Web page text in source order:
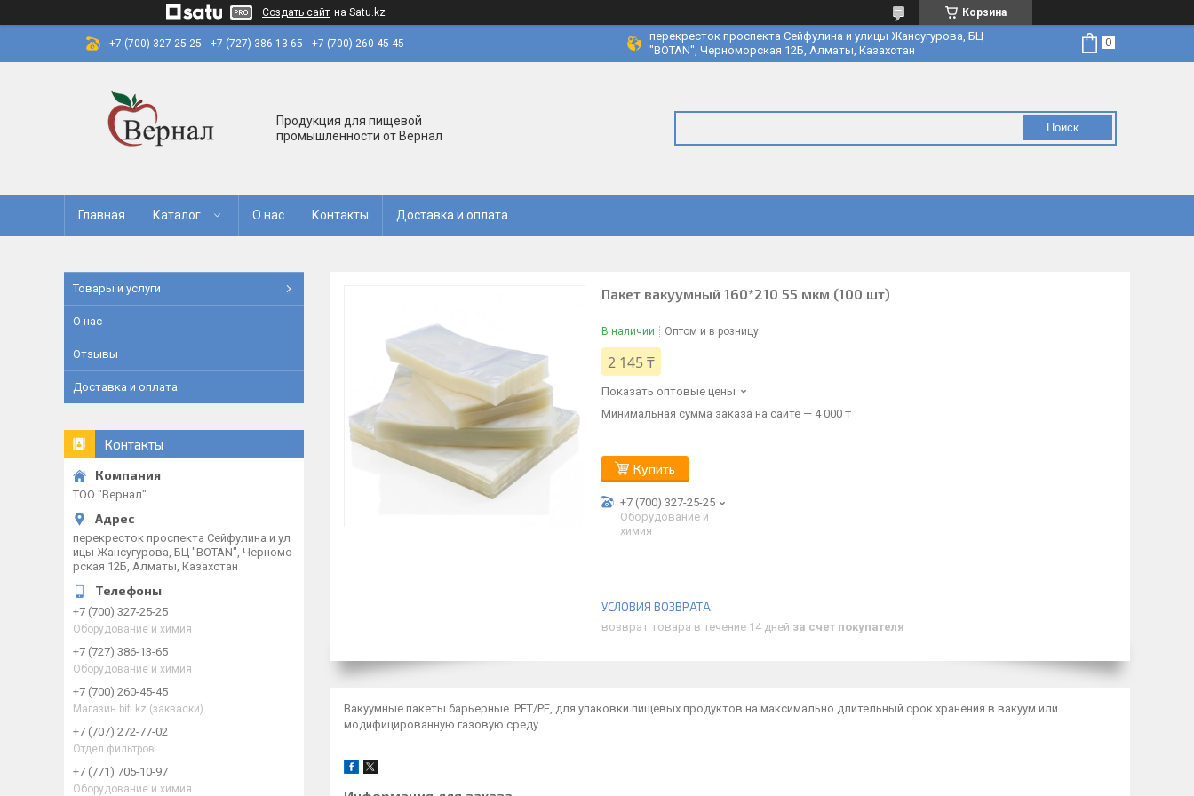
Создать сайт на Satu.kz Корзина
+7 (700) 327-25-25 +7 (727) 386-13-65 +7 (700) 260-45-45
перекресток проспекта Сейфулина и улицы Жансугурова, БЦ
"BOTAN", Черноморская 12Б, Алматы, Казахстан
Продукция для пищевой
промышленности от Вернал
Поиск...
Главная Каталог О нас Контакты Доставка и оплата
Пакет вакуумный 160*210 55 мкм (100 шт)
В наличии Оптом и в розницу
2 145 ₸
Показать оптовые цены
Минимальная сумма заказа на сайте — 4 000 ₸
Купить
+7 (700) 327-25-25
Оборудование и
химия
возврат товара в течение 14 дней за счет покупателя
Вакуумные пакеты барьерные РЕТ/РЕ, для упаковки пищевых продуктов на максимально длительный срок хранения в вакуум или
модифицированную газовую среду.
Товары и услуги
О нас
Отзывы
Доставка и оплата
Контакты
ТОО "Вернал"
перекресток проспекта Сейфулина и ул
ицы Жансугурова, БЦ "BOTAN", Черномо
рская 12Б, Алматы, Казахстан
+7 (700) 327-25-25
Оборудование и химия
+7 (727) 386-13-65
Оборудование и химия
+7 (700) 260-45-45
Магазин bifi.kz (закваски)
+7 (707) 272-77-02
Отдел фильтров
+7 (771) 705-10-97
Оборудование и химия